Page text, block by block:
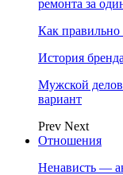
ремонта за
Как
История
Мужской
вариант
Prev Next
Отношения
Ненависть —